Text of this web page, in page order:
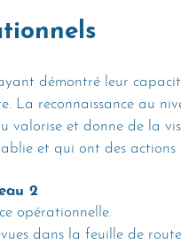
démontré leur
La reconnaissance au
valorise et donne de la
et qui ont des actions
2
opérationnelle.
dans la feuille de